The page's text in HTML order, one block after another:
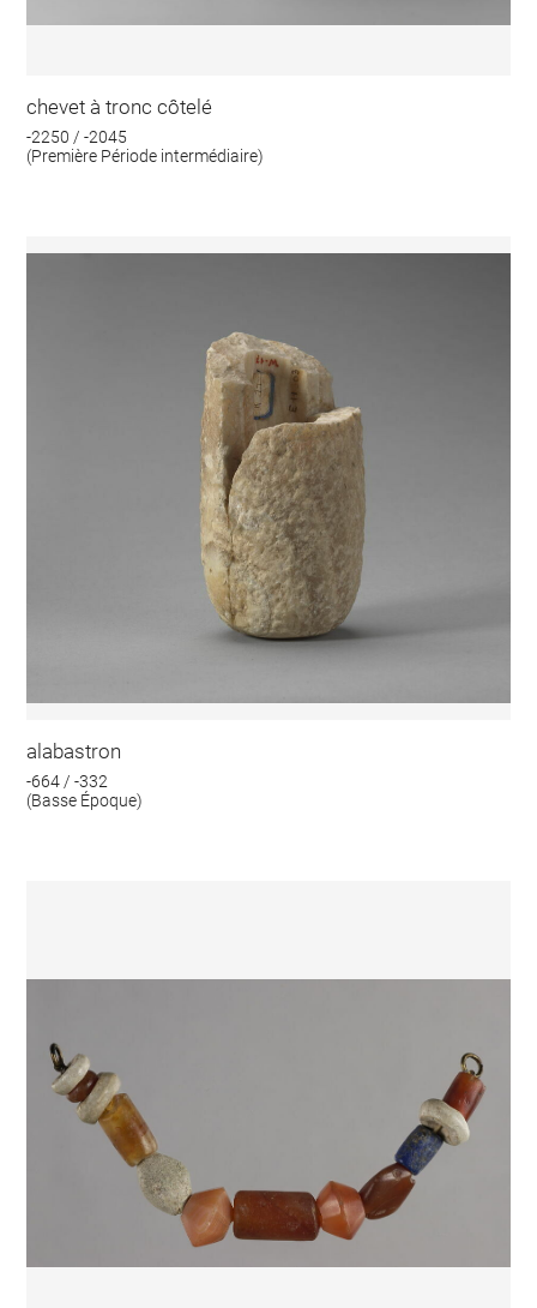
chevet à tronc côtelé
-2250 / -2045
(Première Période intermédiaire)
alabastron
-664 / -332
(Basse Époque)